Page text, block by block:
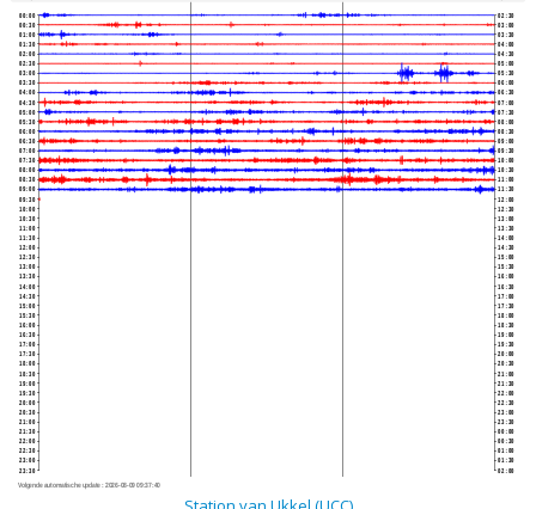
00:00
00:30
01:00
01:30
02:00
02:30
03:00
03:30
04:00
04:30
05:00
05:30
06:00
06:30
07:00
07:30
08:00
08:30
09:00
09:30
10:00
10:30
11:00
11:30
12:00
12:30
13:00
13:30
14:00
14:30
15:00
15:30
16:00
16:30
17:00
17:30
18:00
18:30
19:00
19:30
20:00
20:30
21:00
21:30
22:00
22:30
23:00
23:30
02:30
03:00
03:30
04:00
04:30
05:00
05:30
06:00
06:30
07:00
07:30
08:00
08:30
09:00
09:30
10:00
10:30
11:00
11:30
12:00
12:30
13:00
13:30
14:00
14:30
15:00
15:30
16:00
16:30
17:00
17:30
18:00
18:30
19:00
19:30
20:00
20:30
21:00
21:30
22:00
22:30
23:00
23:30
00:00
00:30
01:00
01:30
02:00
Volgende automatische update : 2026-08-09 09:37:40